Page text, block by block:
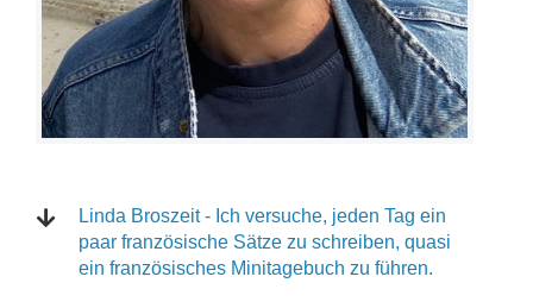
Linda Broszeit - Ich versuche, jeden Tag ein
paar französische Sätze zu schreiben, quasi
ein französisches Minitagebuch zu führen.